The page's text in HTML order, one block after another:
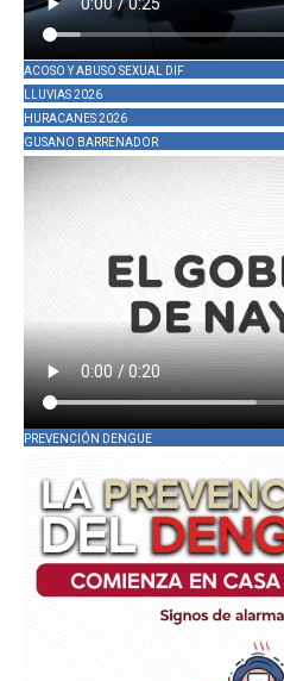
ACOSO Y ABUSO SEXUAL DIF
LLUVIAS 2026
HURACANES 2026
GUSANO BARRENADOR
PREVENCIÓN DENGUE